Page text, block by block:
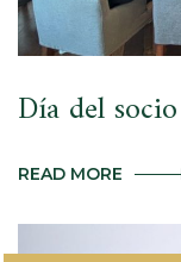
Día del
READ MORE DÍA